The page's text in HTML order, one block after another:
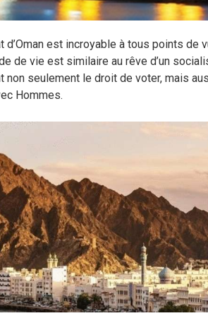
d’Oman est incroyable à tous points de
de vie est similaire au rêve d’un
non seulement le droit de voter, mais
Hommes.